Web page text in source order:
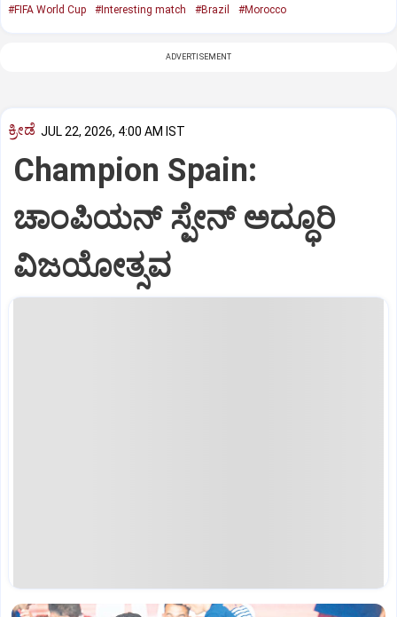
#FIFA World Cup #Interesting match #Brazil #Morocco
ADVERTISEMENT
ಕ್ರೀಡೆ JUL 22, 2026, 4:00 AM IST
Champion Spain:
ಚಾಂಪಿಯನ್‌ ಸ್ಪೇನ್‌ ಅದ್ಧೂರಿ
ವಿಜಯೋತ್ಸವ